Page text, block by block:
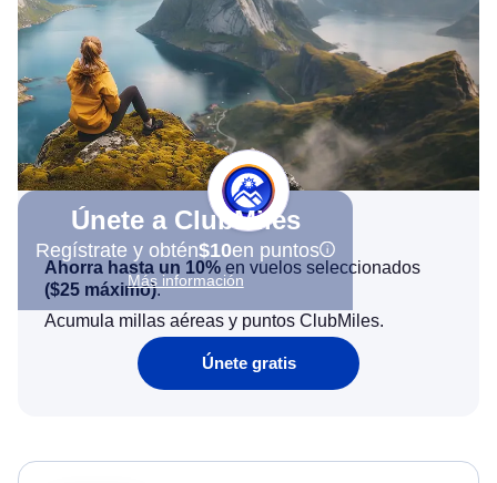
Únete a ClubMiles
Regístrate y obtén$10en puntos
Más información
Ahorra hasta un 10% en vuelos seleccionados
($25 máximo).
Acumula millas aéreas y puntos ClubMiles.
Únete gratis